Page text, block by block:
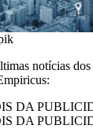
notícias dos
DA
DA